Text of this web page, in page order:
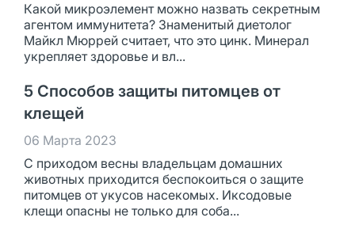
Какой микроэлемент можно назвать секретным
агентом иммунитета? Знаменитый диетолог
Майкл Мюррей считает, что это цинк. Минерал
укрепляет здоровье и вл...
5 Способов защиты питомцев от
клещей
06 Марта 2023
С приходом весны владельцам домашних
животных приходится беспокоиться о защите
питомцев от укусов насекомых. Иксодовые
клещи опасны не только для соба...